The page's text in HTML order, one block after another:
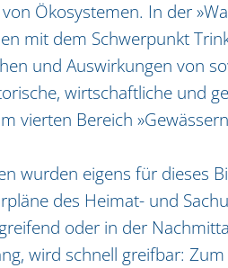
Ökosystemen. In der
mit dem Schwerpunkt
und Auswirkungen von
wirtschaftliche und
vierten Bereich
wurden eigens für dieses
des Heimat- und
oder in der
wird schnell greifbar: